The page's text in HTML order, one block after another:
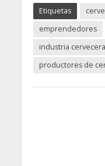
Etiquetas
emprendedores
industria cervecera
productores de